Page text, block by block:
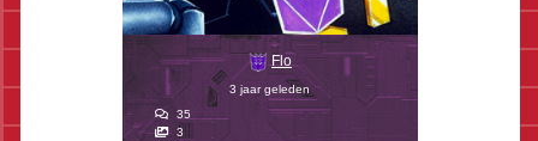
Flo
3 jaar geleden
35
3